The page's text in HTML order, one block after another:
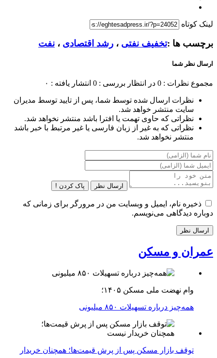
لینک کوتاه
برچسب ها :تخفیف نفتی ، رشد اقتصادی ، نفت
ارسال نظر شما
مجموع نظرات : 0 در انتظار بررسی : 0 انتشار یافته : ۰
نظرات ارسال شده توسط شما، پس از تایید توسط مدیران
سایت منتشر خواهد شد.
نظراتی که حاوی تهمت یا افترا باشد منتشر نخواهد شد.
نظراتی که به غیر از زبان فارسی یا غیر مرتبط با خبر باشد
منتشر نخواهد شد.
ارسال نظر پاک کردن !
ذخیره نام، ایمیل و وبسایت من در مرورگر برای زمانی که
دوباره دیدگاهی می‌نویسم.
عمران و مسکن
وام نهضت ملی مسکن ۱۴۰۵؛
همه‌چیز درباره تسهیلات ۸۵۰ میلیونی
توقف بازار مسکن پس از پرش قیمت‌ها؛ همچنان خریدار